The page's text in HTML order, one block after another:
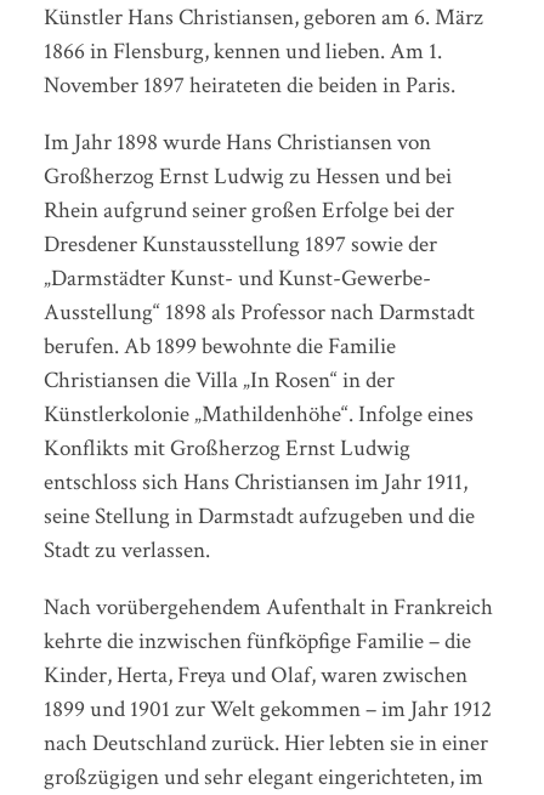
Künstler Hans Christiansen, geboren am 6. März
1866 in Flensburg, kennen und lieben. Am 1.
November 1897 heirateten die beiden in Paris.
Im Jahr 1898 wurde Hans Christiansen von
Großherzog Ernst Ludwig zu Hessen und bei
Rhein aufgrund seiner großen Erfolge bei der
Dresdener Kunstausstellung 1897 sowie der
„Darmstädter Kunst- und Kunst-Gewerbe-
Ausstellung“ 1898 als Professor nach Darmstadt
berufen. Ab 1899 bewohnte die Familie
Christiansen die Villa „In Rosen“ in der
Künstlerkolonie „Mathildenhöhe“. Infolge eines
Konflikts mit Großherzog Ernst Ludwig
entschloss sich Hans Christiansen im Jahr 1911,
seine Stellung in Darmstadt aufzugeben und die
Stadt zu verlassen.
Nach vorübergehendem Aufenthalt in Frankreich
kehrte die inzwischen fünfköpfige Familie – die
Kinder, Herta, Freya und Olaf, waren zwischen
1899 und 1901 zur Welt gekommen – im Jahr 1912
nach Deutschland zurück. Hier lebten sie in einer
großzügigen und sehr elegant eingerichteten, im